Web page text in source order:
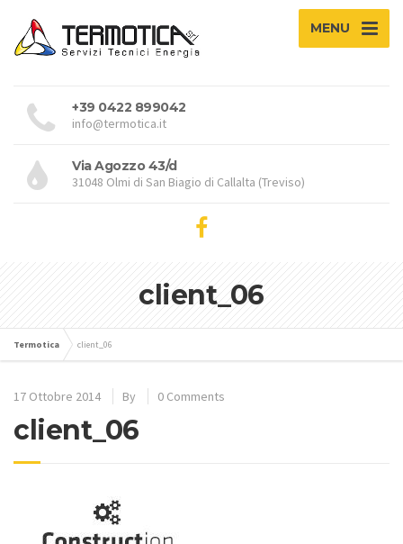
MENU
+39 0422 899042
info@termotica.it
Via Agozzo 43/d
31048 Olmi di San Biagio di Callalta (Treviso)
client_06
Termotica client_06
17 Ottobre 2014 By 0 Comments
client_06